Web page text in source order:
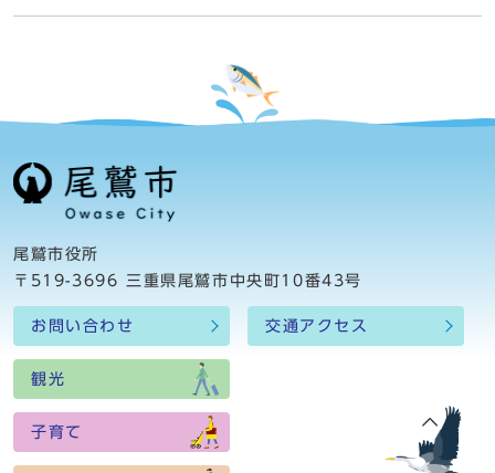
尾鷲市役所
〒519-3696 三重県尾鷲市中央町10番43号
お問い合わせ 交通アクセス
観光
子育て